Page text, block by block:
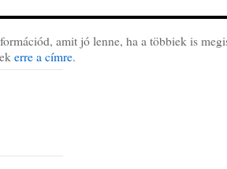
amit jó lenne, ha a többiek is
erre a címre.